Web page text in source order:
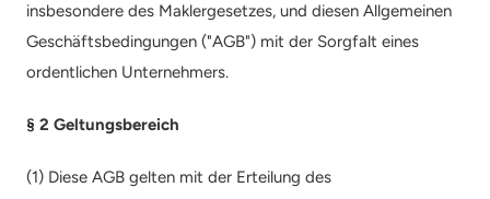
insbesondere des Maklergesetzes, und diesen Allgemeinen
Geschäftsbedingungen ("AGB") mit der Sorgfalt eines
ordentlichen Unternehmers.
§ 2 Geltungsbereich
(1) Diese AGB gelten mit der Erteilung des